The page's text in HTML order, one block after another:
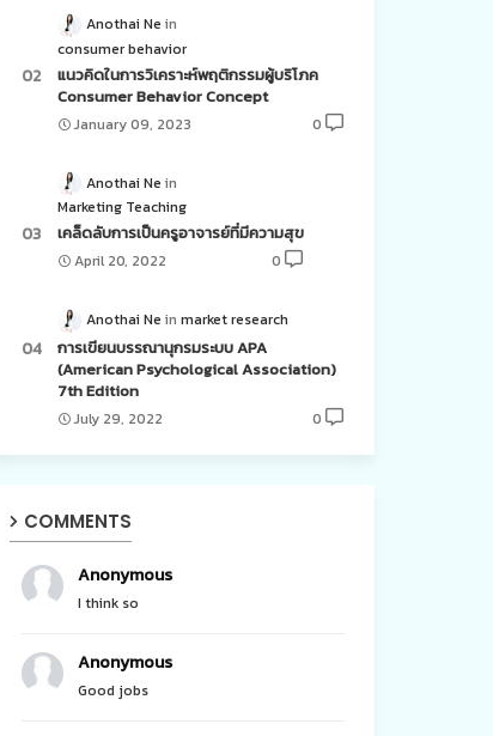
Anothai Ne
consumer behavior
แนวคิดในการวิเคราะห์พฤติกรรมผู้บริโภค
Consumer Behavior Concept
January 09, 2023 0
Anothai Ne
Marketing Teaching
เคล็ดลับการเป็นครูอาจารย์ที่มีความสุข
April 20, 2022 0
Anothai Ne market research
การเขียนบรรณานุกรมระบบ APA
(American Psychological Association)
7th Edition
July 29, 2022 0
COMMENTS
Anonymous
I think so
Anonymous
Good jobs